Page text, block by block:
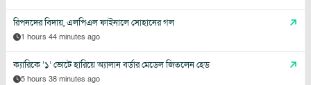
রিপনদের বিদায়, এলপিএল ফাইনালে সোহানের গল
1 hours 44 minutes ago
ক্যারিকে ‘১’ ভোটে হারিয়ে অ্যালান বর্ডার মেডেল জিতলেন হেড
5 hours 38 minutes ago